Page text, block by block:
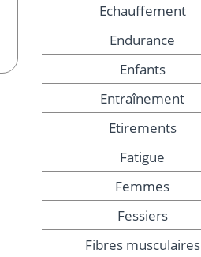
Echauffement
Endurance
Enfants
Entraînement
Etirements
Fatigue
Femmes
Fessiers
Fibres musculaires